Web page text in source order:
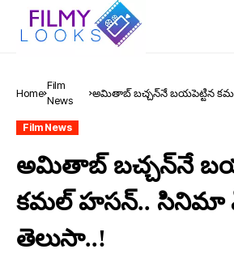
Home
Film
News
అమితాబ్ బ‌చ్చ‌న్‌నే బ‌య‌పెట్టిన
Film News
అమితాబ్ బ‌చ్చ‌న్‌నే
క‌మ‌ల్ హ‌స‌న్‌..
తెలుసా..!